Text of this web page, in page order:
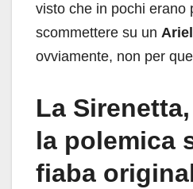
visto che in pochi erano
scommettere su un
ovviamente, non per
La
la polemica
fiaba